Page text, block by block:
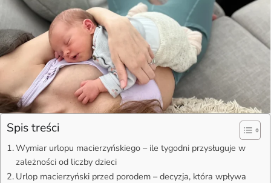
Spis treści
Wymiar urlopu macierzyńskiego – ile tygodni przysługuje w
zależności od liczby dzieci
Urlop macierzyński przed porodem – decyzja, która wpływa